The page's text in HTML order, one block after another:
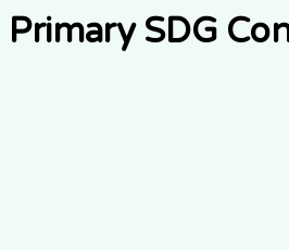
Primary SDG